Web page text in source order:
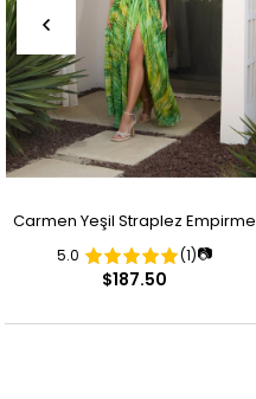
Carmen Yeşil Straplez Empirme
Abiye Elbise
5.0 (1)📷
$187.50